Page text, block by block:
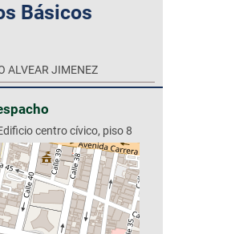
Básicos
ALVEAR JIMENEZ
centro cívico, piso 8